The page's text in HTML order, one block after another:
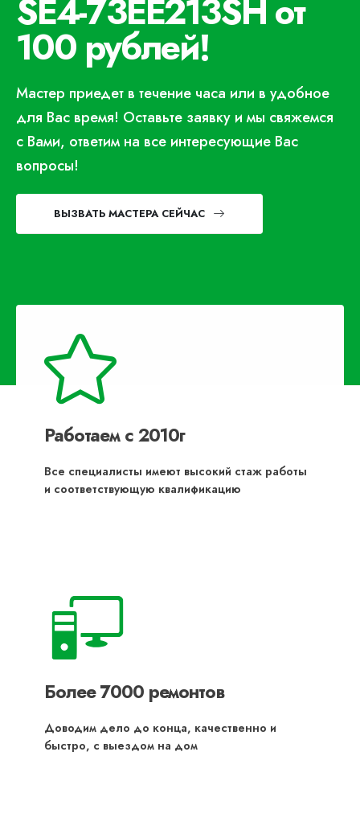
SE4-73EE213SH от
100 рублей!
Мастер приедет в течение часа или в удобное
для Вас время! Оставьте заявку и мы свяжемся
с Вами, ответим на все интересующие Вас
вопросы!
ВЫЗВАТЬ МАСТЕРА СЕЙЧАС
Работаем с 2010г
Все специалисты имеют высокий стаж работы
и соответствующую квалификацию
Более 7000 ремонтов
Доводим дело до конца, качественно и
быстро, с выездом на дом